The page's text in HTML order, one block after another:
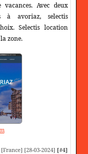
Avec deux
à avoriaz, selectis
Selectis location
zone.
[France] [28-03-2024] [#4]